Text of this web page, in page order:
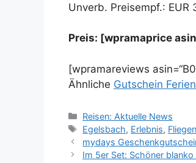
Unverb. Preisempf.: EUR
Preis: [wpramaprice
[wpramareviews
Ähnliche Gutschein
Kategorien
Reisen: Aktuelle News
Schlagwörter
Egelsbach, Erlebnis, Fliegen
mydays
Im 5er Set: Schöner